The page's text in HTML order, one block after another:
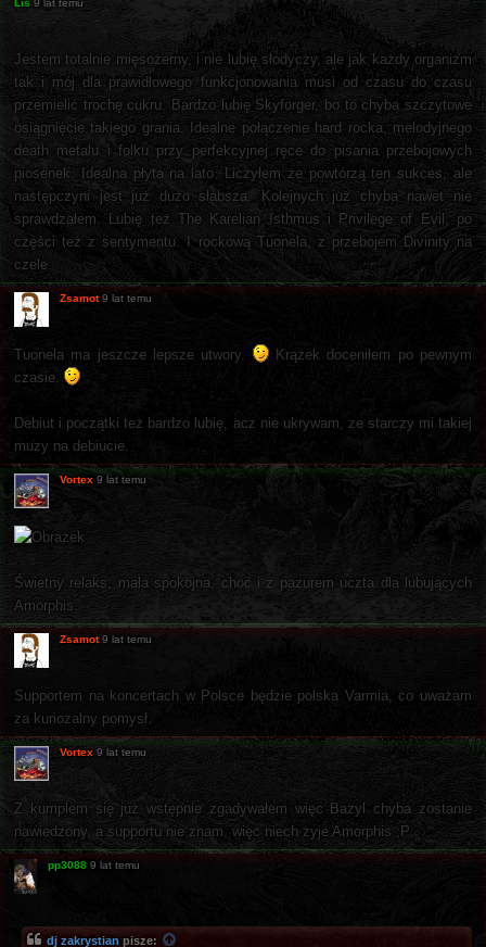
Lis 9 lat temu
Jestem totalnie mięsożerny, i nie lubię słodyczy, ale jak każdy organizm
tak i mój dla prawidłowego funkcjonowania musi od czasu do czasu
przemielić trochę cukru. Bardzo lubię Skyforger, bo to chyba szczytowe
osiągnięcie takiego grania. Idealne połączenie hard rocka, melodyjnego
death metalu i folku przy perfekcyjnej ręce do pisania przebojowych
piosenek. Idealna płyta na lato. Liczyłem że powtórzą ten sukces, ale
następczyni jest już dużo słabsza. Kolejnych już chyba nawet nie
sprawdzałem. Lubię też The Karelian Isthmus i Privilege of Evil, po
części też z sentymentu. I rockową Tuonela, z przebojem Divinity na
czele.
Zsamot 9 lat temu
Tuonela ma jeszcze lepsze utwory.
Krążek doceniłem po pewnym
czasie.
Debiut i początki też bardzo lubię, acz nie ukrywam, ze starczy mi takiej
muzy na debiucie.
Vortex 9 lat temu
Świetny relaks, mała spokojna, choć i z pazurem uczta dla lubujących
Amorphis.
Zsamot 9 lat temu
Supportem na koncertach w Polsce będzie polska Varmia, co uważam
za kuriozalny pomysł.
Vortex 9 lat temu
Z kumplem się już wstępnie zgadywałem więc Bazyl chyba zostanie
nawiedzony, a supportu nie znam, więc niech żyje Amorphis ;P
pp3088 9 lat temu
dj zakrystian pisze: